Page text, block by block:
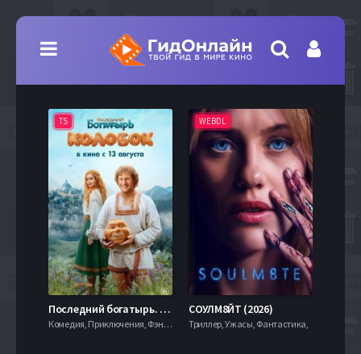
TS
Последний богатырь. Колобок (2026)
Комедия, Приключения, Фэнтези,
WEBDL
СОУЛМ8ЙТ (2026)
Триллер, Ужасы, Фантастика,